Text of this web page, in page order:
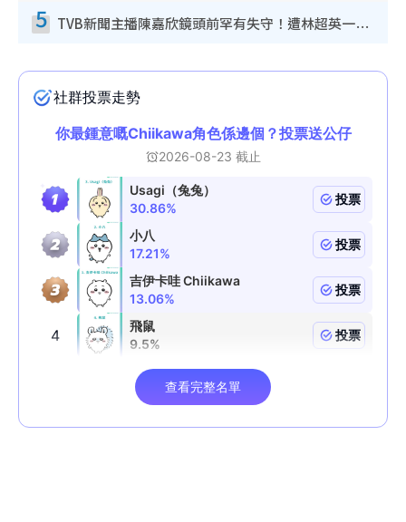
5 TVB新聞主播陳嘉欣鏡頭前罕有失守！遭林超英一句說話突襲嚇親當場大笑